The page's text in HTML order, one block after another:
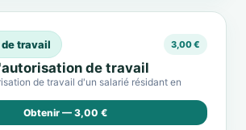
travail 3,00 €
de travail
de travail d'un salarié résidant en
Obtenir — 3,00 €